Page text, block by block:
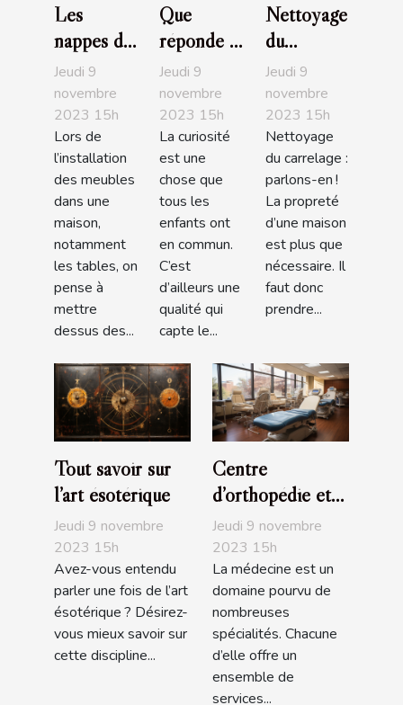
Les
nappes de
table :
parlons-
en !
Jeudi 9
novembre
2023 15h
Lors de
l’installation
des meubles
dans une
maison,
notamment
les tables, on
pense à
mettre
dessus des...
Que
réponde à
l’enfant
qui
demande
l’origine
des bébés
?
Jeudi 9
novembre
2023 15h
La curiosité
est une
chose que
tous les
enfants ont
en commun.
C’est
d’ailleurs une
qualité qui
capte le...
Nettoyage
du
carrelage :
parlons-
en !
Jeudi 9
novembre
2023 15h
Nettoyage
du carrelage :
parlons-en !
La propreté
d’une maison
est plus que
nécessaire. Il
faut donc
prendre...
Tout savoir sur
l’art ésotérique
Jeudi 9 novembre
2023 15h
Avez-vous entendu
parler une fois de l’art
ésotérique ? Désirez-
vous mieux savoir sur
cette discipline...
Centre
d’orthopédie et
de podologie
Ortho Center
Jeudi 9 novembre
2023 15h
La médecine est un
domaine pourvu de
nombreuses
spécialités. Chacune
d’elle offre un
ensemble de
services...